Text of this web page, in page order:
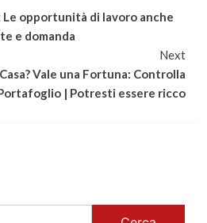
opportunità di lavoro anche
e domanda
Next
Vale una Fortuna: Controlla
| Potresti essere ricco